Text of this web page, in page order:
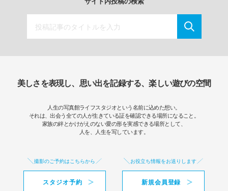
美しさを表現し、思い出を記録する、楽しい遊びの空間
人生の写真館ライフスタジオという名前に込めた想い。
それは、出会う全ての人が生きている証を確認できる場所になること。
家族の絆とかけがえのない愛の形を実感できる場所として、
人を、人生を写しています。
撮影のご予約はこちらから
スタジオ予約
お役立ち情報をお送りします
新規会員登録